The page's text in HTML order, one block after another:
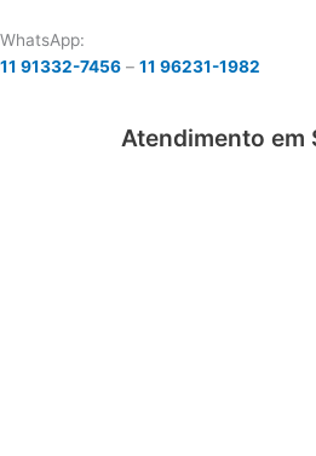
WhatsApp:
11 91332-7456 – 11 96231-1982
Atendimento em